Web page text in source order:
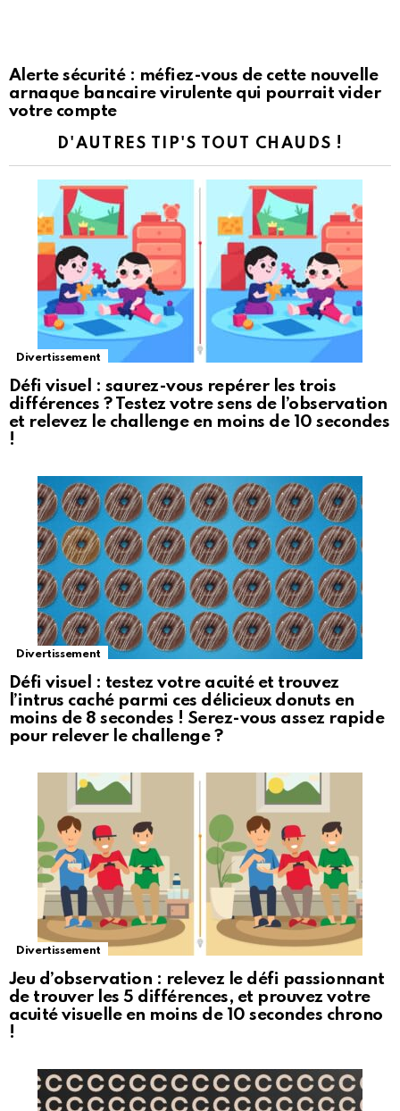
Alerte sécurité : méfiez-vous de cette nouvelle
arnaque bancaire virulente qui pourrait vider
votre compte
D'AUTRES TIP'S TOUT CHAUDS !
Divertissement
Défi visuel : saurez-vous repérer les trois
différences ? Testez votre sens de l’observation
et relevez le challenge en moins de 10 secondes
!
Divertissement
Défi visuel : testez votre acuité et trouvez
l’intrus caché parmi ces délicieux donuts en
moins de 8 secondes ! Serez-vous assez rapide
pour relever le challenge ?
Divertissement
Jeu d’observation : relevez le défi passionnant
de trouver les 5 différences, et prouvez votre
acuité visuelle en moins de 10 secondes chrono
!